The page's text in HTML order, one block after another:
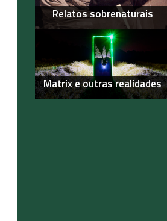
Relatos sobrenaturais
Matrix e outras realidades